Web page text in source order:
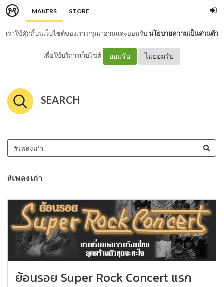
MAKERS STORE
เราใช้คุ๊กกี้บนเว็บไซต์ของเรา กรุณาอ่านและยอมรับนโยบายความเป็นส่วนตัว
เพื่อใช้บริการเว็บไซต์ ยอมรับ ไม่ยอมรับ
SEARCH
#เพลงเก่า
ย้อนรอย Super Rock Concert แรก